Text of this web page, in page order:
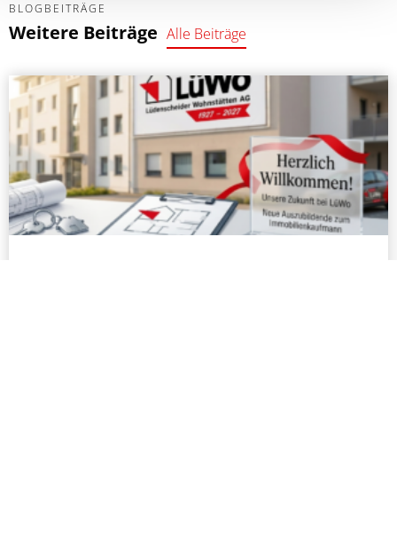
BLOGBEITRÄGE
Weitere Beiträge Alle Beiträge